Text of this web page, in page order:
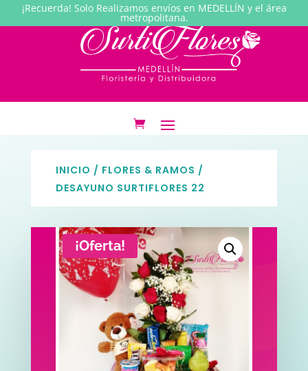
¡Recuerda! Solo Realizamos envíos en MEDELLÍN y el área
metropolitana.
INICIO / FLORES & RAMOS /
DESAYUNO SURTIFLORES 22
¡Oferta!